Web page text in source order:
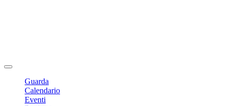
Guarda
Calendario
Eventi